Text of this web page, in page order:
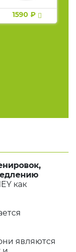
1590 ₽
как
являются